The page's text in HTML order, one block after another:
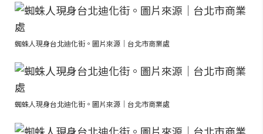
蜘蛛人現身台北迪化街。圖片來源｜台北市商業處
蜘蛛人現身台北迪化街。圖片來源｜台北市商業處